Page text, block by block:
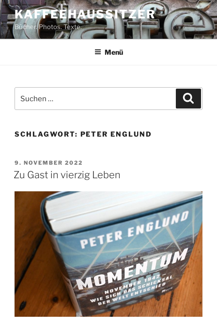
Zum
Inhalt
springen
KAFFEEHAUSSITZER
Bücher. Photos. Texte.
Menü
nach:
SCHLAGWORT: PETER ENGLUND
VERÖFFENTLICHT
AM
9. NOVEMBER 2022
Zu Gast in vierzig Leben